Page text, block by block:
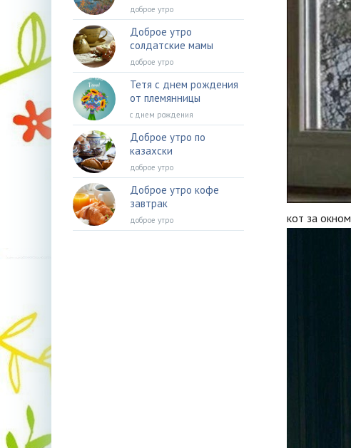
кот за окном
доброе утро
Доброе утро
солдатские мамы
доброе утро
Тетя с днем рождения
от племянницы
с днем рождения
Доброе утро по
казахски
доброе утро
Доброе утро кофе
завтрак
доброе утро